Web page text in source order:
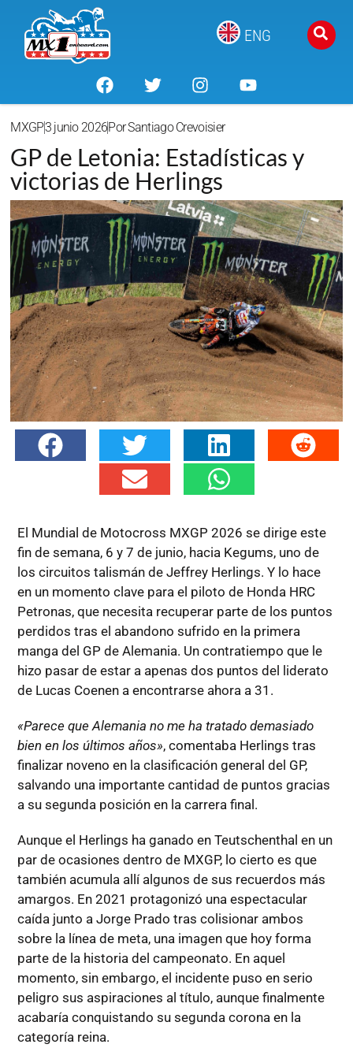
ENG
MXGP3 junio 2026PorSantiago Crevoisier
GP de Letonia: Estadísticas y
victorias de Herlings
El Mundial de Motocross MXGP 2026 se dirige este
fin de semana, 6 y 7 de junio, hacia Kegums, uno de
los circuitos talismán de Jeffrey Herlings. Y lo hace
en un momento clave para el piloto de Honda HRC
Petronas, que necesita recuperar parte de los puntos
perdidos tras el abandono sufrido en la primera
manga del GP de Alemania. Un contratiempo que le
hizo pasar de estar a apenas dos puntos del liderato
de Lucas Coenen a encontrarse ahora a 31.
«Parece que Alemania no me ha tratado demasiado
bien en los últimos años», comentaba Herlings tras
finalizar noveno en la clasificación general del GP,
salvando una importante cantidad de puntos gracias
a su segunda posición en la carrera final.
Aunque el Herlings ha ganado en Teutschenthal en un
par de ocasiones dentro de MXGP, lo cierto es que
también acumula allí algunos de sus recuerdos más
amargos. En 2021 protagonizó una espectacular
caída junto a Jorge Prado tras colisionar ambos
sobre la línea de meta, una imagen que hoy forma
parte de la historia del campeonato. En aquel
momento, sin embargo, el incidente puso en serio
peligro sus aspiraciones al título, aunque finalmente
acabaría conquistando su segunda corona en la
categoría reina.